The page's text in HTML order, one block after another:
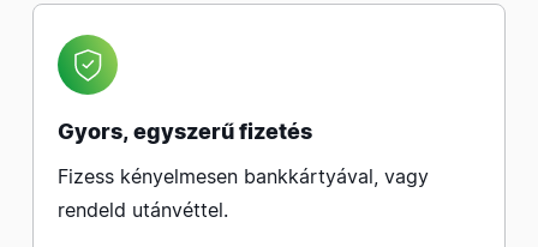
Gyors, egyszerű fizetés
Fizess kényelmesen bankkártyával, vagy
rendeld utánvéttel.